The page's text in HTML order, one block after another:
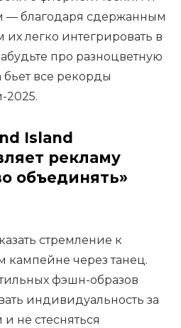
— благодаря сдержанным
легко интегрировать в
про разноцветную
все рекорды
2025.
Island
рекламу
объединять»
стремление к
кампейне через танец.
фэшн-образов
индивидуальность за
не стесняться